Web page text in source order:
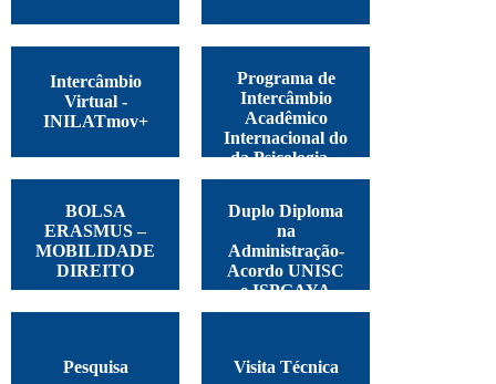
Intercâmbio
Virtual -
INILATmov+
Programa de
Intercâmbio
Acadêmico
Internacional do
da Psicologia –
Argentina, 2025
BOLSA
ERASMUS –
MOBILIDADE
DIREITO
Duplo Diploma
na
Administração-
Acordo UNISC
e ISPGAYA
Pesquisa Visita Técnica